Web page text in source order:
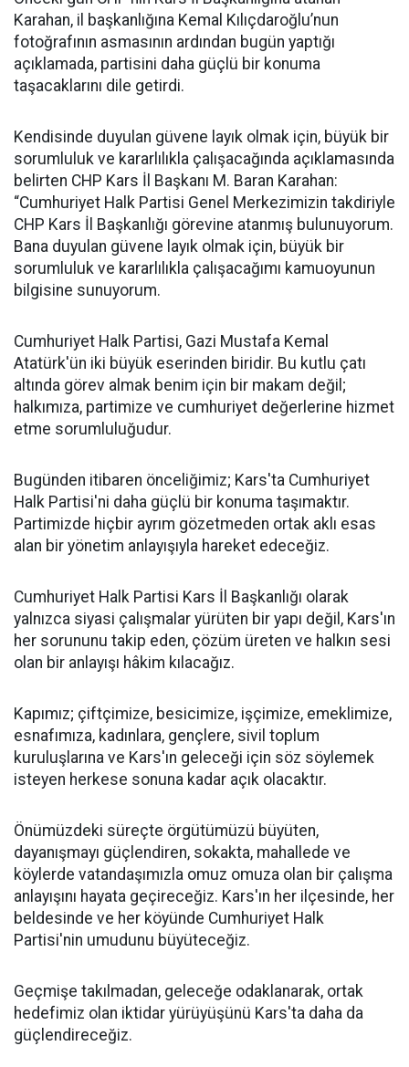
Karahan, il başkanlığına Kemal Kılıçdaroğlu’nun
fotoğrafının asmasının ardından bugün yaptığı
açıklamada, partisini daha güçlü bir konuma
taşacaklarını dile getirdi.
Kendisinde duyulan güvene layık olmak için, büyük bir
sorumluluk ve kararlılıkla çalışacağında açıklamasında
belirten CHP Kars İl Başkanı M. Baran Karahan:
“Cumhuriyet Halk Partisi Genel Merkezimizin takdiriyle
CHP Kars İl Başkanlığı görevine atanmış bulunuyorum.
Bana duyulan güvene layık olmak için, büyük bir
sorumluluk ve kararlılıkla çalışacağımı kamuoyunun
bilgisine sunuyorum.
Cumhuriyet Halk Partisi, Gazi Mustafa Kemal
Atatürk'ün iki büyük eserinden biridir. Bu kutlu çatı
altında görev almak benim için bir makam değil;
halkımıza, partimize ve cumhuriyet değerlerine hizmet
etme sorumluluğudur.
Bugünden itibaren önceliğimiz; Kars'ta Cumhuriyet
Halk Partisi'ni daha güçlü bir konuma taşımaktır.
Partimizde hiçbir ayrım gözetmeden ortak aklı esas
alan bir yönetim anlayışıyla hareket edeceğiz.
Cumhuriyet Halk Partisi Kars İl Başkanlığı olarak
yalnızca siyasi çalışmalar yürüten bir yapı değil, Kars'ın
her sorununu takip eden, çözüm üreten ve halkın sesi
olan bir anlayışı hâkim kılacağız.
Kapımız; çiftçimize, besicimize, işçimize, emeklimize,
esnafımıza, kadınlara, gençlere, sivil toplum
kuruluşlarına ve Kars'ın geleceği için söz söylemek
isteyen herkese sonuna kadar açık olacaktır.
Önümüzdeki süreçte örgütümüzü büyüten,
dayanışmayı güçlendiren, sokakta, mahallede ve
köylerde vatandaşımızla omuz omuza olan bir çalışma
anlayışını hayata geçireceğiz. Kars'ın her ilçesinde, her
beldesinde ve her köyünde Cumhuriyet Halk
Partisi'nin umudunu büyüteceğiz.
Geçmişe takılmadan, geleceğe odaklanarak, ortak
hedefimiz olan iktidar yürüyüşünü Kars'ta daha da
güçlendireceğiz.